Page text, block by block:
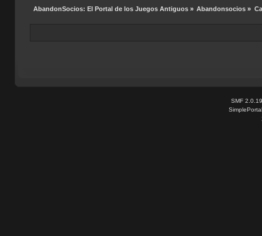
AbandonSocios: El Portal de los Juegos Antiguos» Abandonsocios »
SMF 2.0.19